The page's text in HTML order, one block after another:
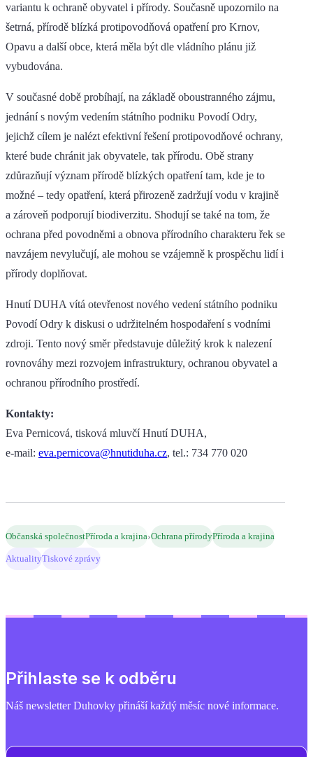
variantu k ochraně obyvatel i přírody. Současně upozornilo na
šetrná, přírodě blízká protipovodňová opatření pro Krnov,
Opavu a další obce, která měla být dle vládního plánu již
vybudována.
V současné době probíhají, na základě oboustranného zájmu,
jednání s novým vedením státního podniku Povodí Odry,
jejichž cílem je nalézt efektivní řešení protipovodňové ochrany,
které bude chránit jak obyvatele, tak přírodu. Obě strany
zdůrazňují význam přírodě blízkých opatření tam, kde je to
možné – tedy opatření, která přirozeně zadržují vodu v krajině
a zároveň podporují biodiverzitu. Shodují se také na tom, že
ochrana před povodněmi a obnova přírodního charakteru řek se
navzájem nevylučují, ale mohou se vzájemně k prospěchu lidí i
přírody doplňovat.
Hnutí DUHA vítá otevřenost nového vedení státního podniku
Povodí Odry k diskusi o udržitelném hospodaření s vodními
zdroji. Tento nový směr představuje důležitý krok k nalezení
rovnováhy mezi rozvojem infrastruktury, ochranou obyvatel a
ochranou přírodního prostředí.
Kontakty:
Eva Pernicová, tisková mluvčí Hnutí DUHA,
e-mail: eva.pernicova@hnutiduha.cz, tel.: 734 770 020
Občanská společnostPříroda a krajina›Ochrana přírodyPříroda a krajina
AktualityTiskové zprávy
Přihlaste se k odběru
Náš newsletter Duhovky přináší každý měsíc nové informace.
E-mail